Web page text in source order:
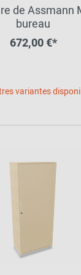
de Assmann
bureau
672,00 €*
variantes